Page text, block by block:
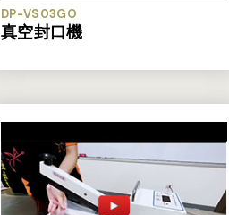
DP-VS03GO
真空封口機